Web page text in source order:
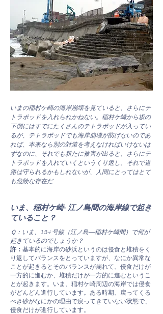
いまの稲村ケ崎の海岸崩壊を見ていると、さらにテ
トラポッドを入れられかねない。稲村ケ崎から坂の
下側にはすでにたくさんのテトラポッドが入ってい
るが、テトラポッドでも海岸崩壊が防げないのであ
れば、本来なら別の対策を考えなければいけないは
ずなのに、それでも新たに被害が出ると、さらにテ
トラポッドを入れていくというくり返し。それで道
路は守られるかもしれないが、人間にとってはとて
も危険な存在だ
いま、稲村ケ崎- 江ノ島間の海岸線で起き
ていること？
Ｑ：いま、134 号線（江ノ島―稲村ケ崎間）で何が
起きているのでしょうか？
許： 基本的に海岸の砂浜というのは侵食と堆積をく
り返してバランスをとっていますが、なにか異常な
ことが起きるとそのバランスが崩れて、侵食だけが
一方的に進むか、堆積だけが一方的に進むというこ
とが起きます。いま、稲村ケ崎周辺の海岸では侵食
がどんどん進行しています。ある時期、戻ってくる
べき砂がなにかの理由で戻ってきていない状態で、
侵食だけが進行しています。